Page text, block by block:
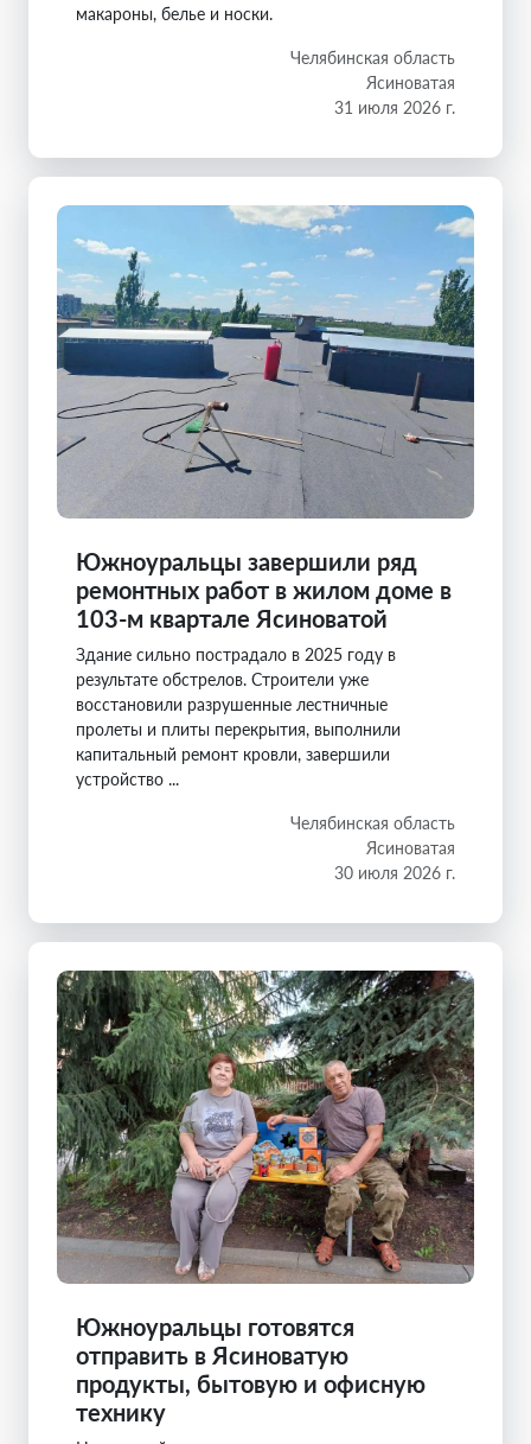
макароны, белье и носки.
Челябинская область
Ясиноватая
31 июля 2026 г.
Южноуральцы завершили ряд
ремонтных работ в жилом доме в
103-м квартале Ясиноватой
Здание сильно пострадало в 2025 году в
результате обстрелов. Строители уже
восстановили разрушенные лестничные
пролеты и плиты перекрытия, выполнили
капитальный ремонт кровли, завершили
устройство ...
Челябинская область
Ясиноватая
30 июля 2026 г.
Южноуральцы готовятся
отправить в Ясиноватую
продукты, бытовую и офисную
технику